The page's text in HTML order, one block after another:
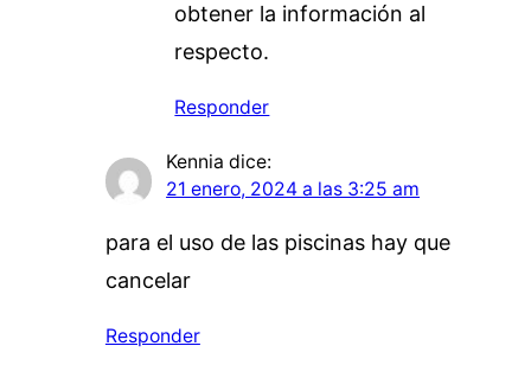
obtener la información al
respecto.
Responder
Kennia dice:
21 enero, 2024 a las 3:25 am
para el uso de las piscinas hay que
cancelar
Responder